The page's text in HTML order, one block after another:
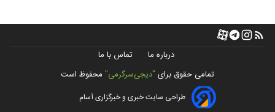
درباره ما
تماس با ما
تمامی حقوق برای "دیجی‌سرگرمی" محفوظ است
طراحی سایت خبری و خبرگزاری آسام